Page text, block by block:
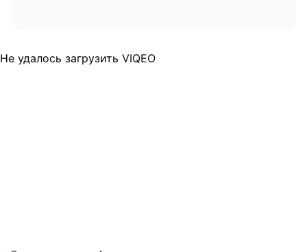
Не удалось загрузить VIQEO